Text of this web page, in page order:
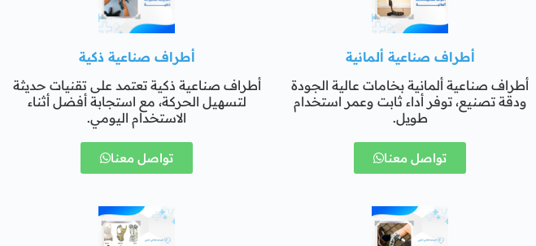
أطراف صناعية ألمانية
أطراف صناعية ألمانية بخامات عالية الجودة
ودقة تصنيع، توفر أداء ثابت وعمر استخدام
طويل.
تواصل معنا
أطراف صناعية ذكية
أطراف صناعية ذكية تعتمد على تقنيات حديثة
لتسهيل الحركة، مع استجابة أفضل أثناء
الاستخدام اليومي.
تواصل معنا